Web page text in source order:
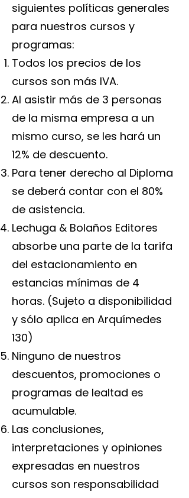
siguientes políticas generales
para nuestros cursos y
programas:
Todos los precios de los
cursos son más IVA.
Al asistir más de 3 personas
de la misma empresa a un
mismo curso, se les hará un
12% de descuento.
Para tener derecho al Diploma
se deberá contar con el 80%
de asistencia.
Lechuga & Bolaños Editores
absorbe una parte de la tarifa
del estacionamiento en
estancias mínimas de 4
horas. (Sujeto a disponibilidad
y sólo aplica en Arquímedes
130)
Ninguno de nuestros
descuentos, promociones o
programas de lealtad es
acumulable.
Las conclusiones,
interpretaciones y opiniones
expresadas en nuestros
cursos son responsabilidad